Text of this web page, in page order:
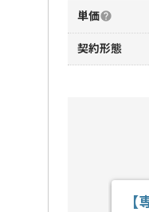
単価
契約形態